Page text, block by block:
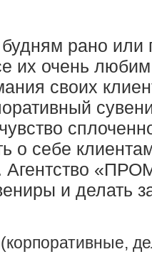
рано или
их очень
своих
о себе
и делать